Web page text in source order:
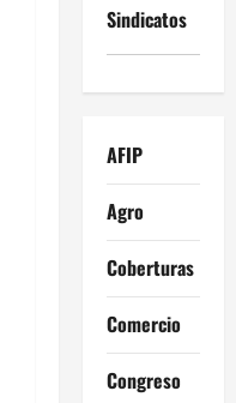
Sindicatos
AFIP
Agro
Coberturas
Comercio
Congreso